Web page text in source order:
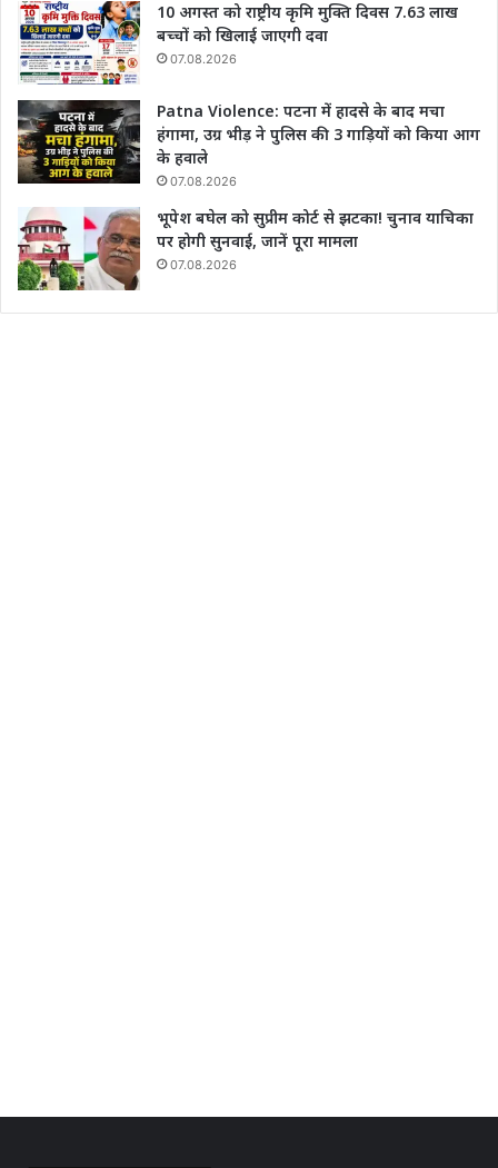
10 अगस्त को राष्ट्रीय कृमि मुक्ति दिवस 7.63 लाख
बच्चों को खिलाई जाएगी दवा
07.08.2026
Patna Violence: पटना में हादसे के बाद मचा
हंगामा, उग्र भीड़ ने पुलिस की 3 गाड़ियों को किया आग
के हवाले
07.08.2026
भूपेश बघेल को सुप्रीम कोर्ट से झटका! चुनाव याचिका
पर होगी सुनवाई, जानें पूरा मामला
07.08.2026